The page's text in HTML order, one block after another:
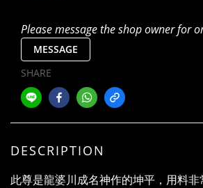
Please message the shop owner for
MESSAGE
SHARE
DESCRIPTION
此尊是龍婆川成名神作的坤平，用料